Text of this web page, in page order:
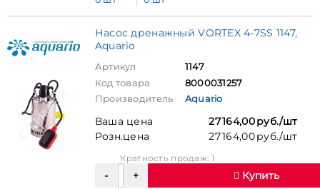
Насос дренажный VORTEX 4-7SS 1147,
Aquario
Артикул
1147
Код товара
8000031257
Производитель
Aquario
Ваша цена
27 164,00 руб./шт
Розн.цена
27 164,00 руб./шт
Кратность продаж: 1
Купить